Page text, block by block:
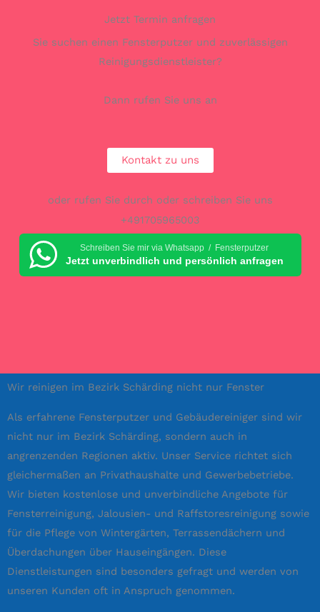
Jetzt Termin anfragen
Sie suchen einen Fensterputzer und zuverlässigen
Reinigungsdienstleister?
Dann rufen Sie uns an
Kontakt zu uns
oder rufen Sie durch oder schreiben Sie uns
+491705965003
Schreiben Sie mir via Whatsapp / Fensterputzer
Jetzt unverbindlich und persönlich anfragen
Wir reinigen im Bezirk Schärding nicht nur Fenster
Als erfahrene Fensterputzer und Gebäudereiniger sind wir
nicht nur im Bezirk Schärding, sondern auch in
angrenzenden Regionen aktiv. Unser Service richtet sich
gleichermaßen an Privathaushalte und Gewerbebetriebe.
Wir bieten kostenlose und unverbindliche Angebote für
Fensterreinigung, Jalousien- und Raffstoresreinigung sowie
für die Pflege von Wintergärten, Terrassendächern und
Überdachungen über Hauseingängen. Diese
Dienstleistungen sind besonders gefragt und werden von
unseren Kunden oft in Anspruch genommen.